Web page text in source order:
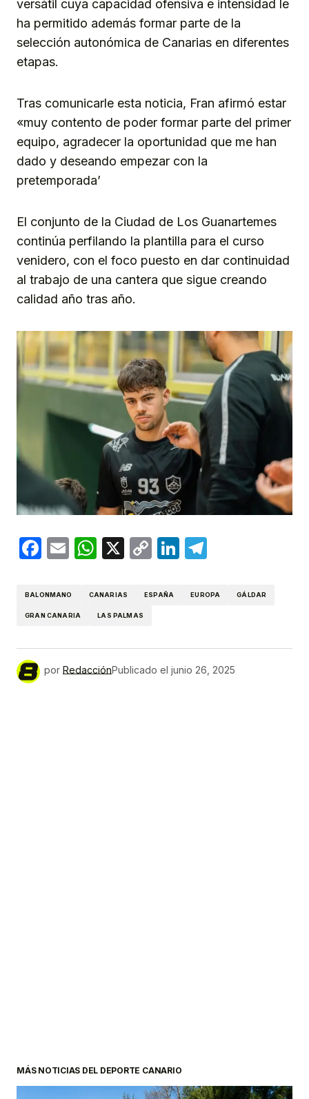
versátil cuya capacidad ofensiva e intensidad le
ha permitido además formar parte de la
selección autonómica de Canarias en diferentes
etapas.
Tras comunicarle esta noticia, Fran afirmó estar
«muy contento de poder formar parte del primer
equipo, agradecer la oportunidad que me han
dado y deseando empezar con la
pretemporada’
El conjunto de la Ciudad de Los Guanartemes
continúa perfilando la plantilla para el curso
venidero, con el foco puesto en dar continuidad
al trabajo de una cantera que sigue creando
calidad año tras año.
Facebook
EmailWhatsApp
X
CopyLinkedIn
BALONMANO CANARIAS ESPAÑA EUROPA GÁLDAR
GRAN CANARIA LAS PALMAS
por RedacciónPublicado el junio 26, 2025
MÁS NOTICIAS DEL DEPORTE CANARIO